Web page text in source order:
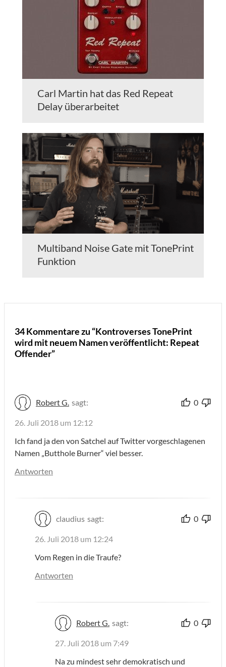
Carl Martin hat das Red Repeat
Delay überarbeitet
Multiband Noise Gate mit TonePrint
Funktion
34 Kommentare zu “Kontroverses TonePrint
wird mit neuem Namen veröffentlicht: Repeat
Offender”
Robert G. sagt: 0
26. Juli 2018 um 12:12
Ich fand ja den von Satchel auf Twitter vorgeschlagenen
Namen „Butthole Burner“ viel besser.
Antworten
claudius sagt: 0
26. Juli 2018 um 12:24
Vom Regen in die Traufe?
Antworten
Robert G. sagt: 0
27. Juli 2018 um 7:49
Na zu mindest sehr demokratisch und